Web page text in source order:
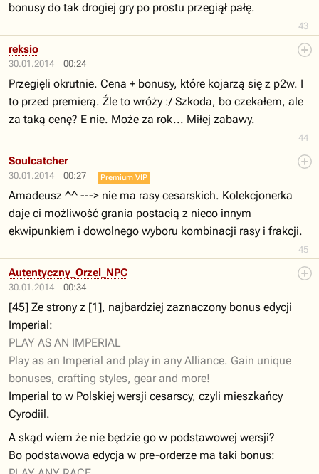
43
bonusy do tak drogiej gry po prostu przegiął pałę.
30.01.2014 00:24
44
reksio
Przegięli okrutnie. Cena + bonusy, które kojarzą się z p2w. I
to przed premierą. Źle to wróży :/ Szkoda, bo czekałem, ale
za taką cenę? E nie. Może za rok... Miłej zabawy.
30.01.2014 00:27
45
Soulcatcher
Premium VIP
Amadeusz ^^ ---> nie ma rasy cesarskich. Kolekcjonerka
daje ci możliwość grania postacią z nieco innym
ekwipunkiem i dowolnego wyboru kombinacji rasy i frakcji.
30.01.2014 00:34
Autentyczny_Orzel_NPC
[45] Ze strony z [1], najbardziej zaznaczony bonus edycji
Imperial:
PLAY AS AN IMPERIAL
Play as an Imperial and play in any Alliance. Gain unique
bonuses, crafting styles, gear and more!
Imperial to w Polskiej wersji cesarscy, czyli mieszkańcy
Cyrodiil.
A skąd wiem że nie będzie go w podstawowej wersji?
Bo podstawowa edycja w pre-orderze ma taki bonus: